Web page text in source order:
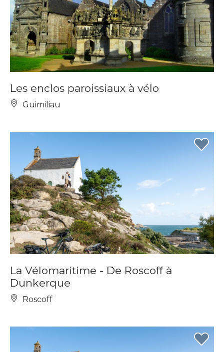
Les enclos paroissiaux à vélo
Guimiliau
La Vélomaritime - De Roscoff à
Dunkerque
Roscoff